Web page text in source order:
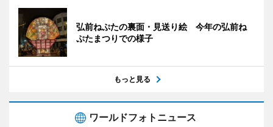
弘前ねぷたの裏面・見送り絵 今年の弘前ね
ぷたまつりでの様子
もっと見る
ワールドフォトニュース